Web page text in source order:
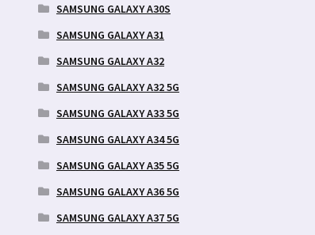
SAMSUNG GALAXY A30S
SAMSUNG GALAXY A31
SAMSUNG GALAXY A32
SAMSUNG GALAXY A32 5G
SAMSUNG GALAXY A33 5G
SAMSUNG GALAXY A34 5G
SAMSUNG GALAXY A35 5G
SAMSUNG GALAXY A36 5G
SAMSUNG GALAXY A37 5G